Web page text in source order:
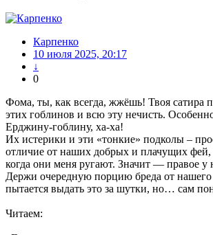
Карпенко
10 июля 2025, 20:17
↓
0
Фома, ты, как всегда, жжёшь! Твоя сатира
этих гоблинов и всю эту нечисть.
Ерджину-гоблину, ха-ха!
Их истерики и эти «тонкие» подколы –
отличие от наших добрых и плачущих фей,
когда они меня ругают. Значит — правое у
Держи очередную порцию бреда от
пытается выдать это за шутки, но… сам
Читаем: